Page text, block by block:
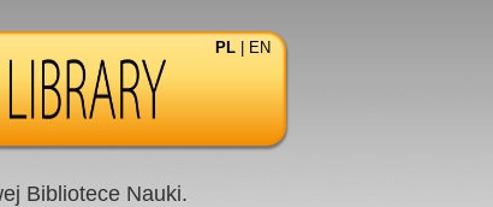
PL EN
Bibliotece Nauki.